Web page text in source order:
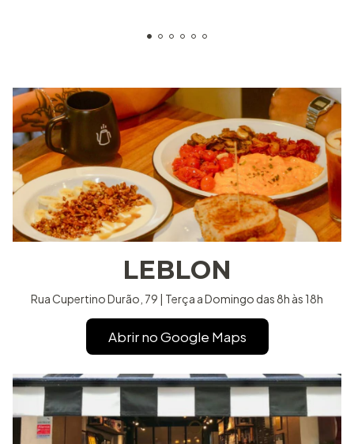
LEBLON
Rua Cupertino Durão, 79 | Terça a Domingo das 8h às 18h
Abrir no Google Maps